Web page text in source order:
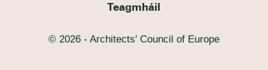
Teagmháil
© 2026 - Architects' Council of Europe